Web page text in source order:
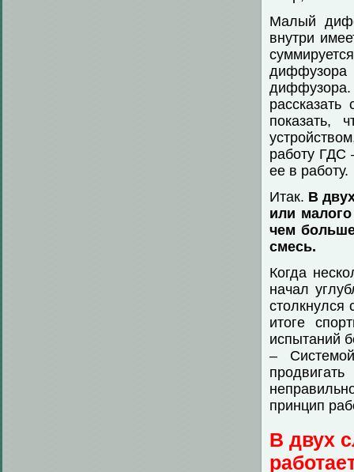
Малый
внутри
диффузора
диффузора.
показать,
работу ГДС
ее в работу.
Итак. В
или
чем
смесь.
Когда
начал
столкнулся
итоге
испытаний
–
принцип
В двух